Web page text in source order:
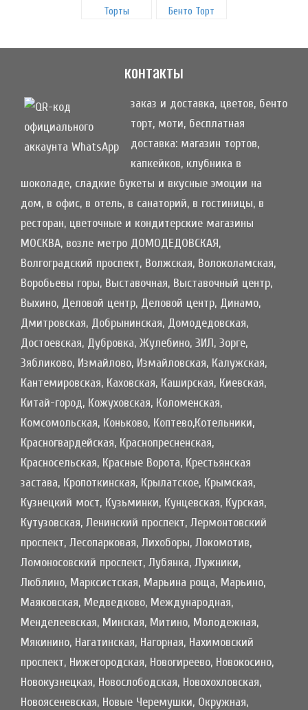
Торты Бенто Торт
контакты
заказ и доставка, цветов, бенто
торт, моти, бесплатная
доставка: магазин тортов,
капкейков, клубника в
шоколаде, сладкие букеты и вкусные эмоции на
дом, в офис, в отель, в санаторий, в гостиницы, в
ресторан, цветочные и кондитерские магазины
МОСКВА, возле метро ДОМОДЕДОВСКАЯ,
Волгоградский проспект, Волжская, Волоколамская,
Воробьевы горы, Выставочная, Выставочный центр,
Выхино, Деловой центр, Деловой центр, Динамо,
Дмитровская, Добрынинская, Домодедовская,
Достоевская, Дубровка, Жулебино, ЗИЛ, Зорге,
Зябликово, Измайлово, Измайловская, Калужская,
Кантемировская, Каховская, Каширская, Киевская,
Китай-город, Кожуховская, Коломенская,
Комсомольская, Коньково, Коптево,Котельники,
Красногвардейская, Краснопресненская,
Красносельская, Красные Ворота, Крестьянская
застава, Кропоткинская, Крылатское, Крымская,
Кузнецкий мост, Кузьминки, Кунцевская, Курская,
Кутузовская, Ленинский проспект, Лермонтовский
проспект, Лесопарковая, Лихоборы, Локомотив,
Ломоносовский проспект, Лубянка, Лужники,
Люблино, Марксистская, Марьина роща, Марьино,
Маяковская, Медведково, Международная,
Менделеевская, Минская, Митино, Молодежная,
Мякинино, Нагатинская, Нагорная, Нахимовский
проспект, Нижегородская, Новогиреево, Новокосино,
Новокузнецкая, Новослободская, Новохохловская,
Новоясеневская, Новые Черемушки, Окружная,